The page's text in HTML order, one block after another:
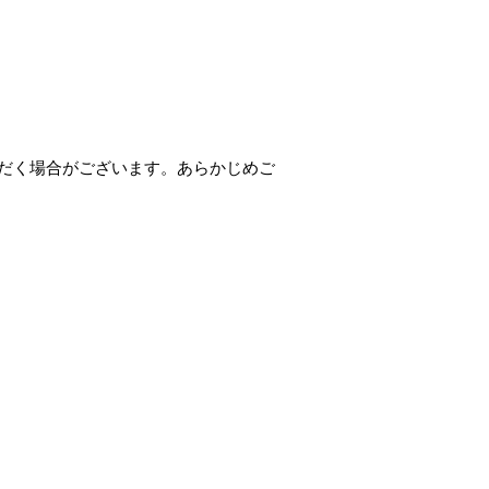
く場合がございます。あらかじめご